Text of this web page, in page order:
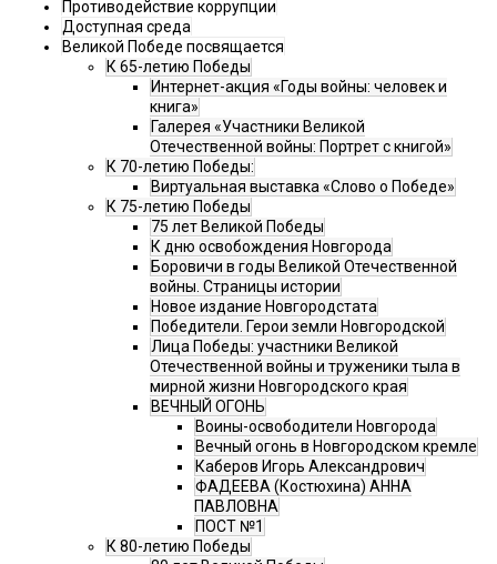
Противодействие коррупции
Доступная среда
Великой Победе посвящается
К 65-летию Победы
Интернет-акция «Годы войны: человек и
книга»
Галерея «Участники Великой
Отечественной войны: Портрет с книгой»
К 70-летию Победы:
Виртуальная выставка «Слово о Победе»
К 75-летию Победы
75 лет Великой Победы
К дню освобождения Новгорода
Боровичи в годы Великой Отечественной
войны. Страницы истории
Новое издание Новгородстата
Победители. Герои земли Новгородской
Лица Победы: участники Великой
Отечественной войны и труженики тыла в
мирной жизни Новгородского края
ВЕЧНЫЙ ОГОНЬ
Воины-освободители Новгорода
Вечный огонь в Новгородском кремле
Каберов Игорь Александрович
ФАДЕЕВА (Костюхина) АННА
ПАВЛОВНА
ПОСТ №1
К 80-летию Победы